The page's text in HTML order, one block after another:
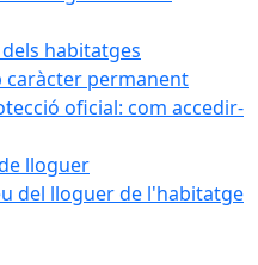
habitatges
caràcter permanent
oficial: com accedir-
lloguer
del lloguer de l'habitatge